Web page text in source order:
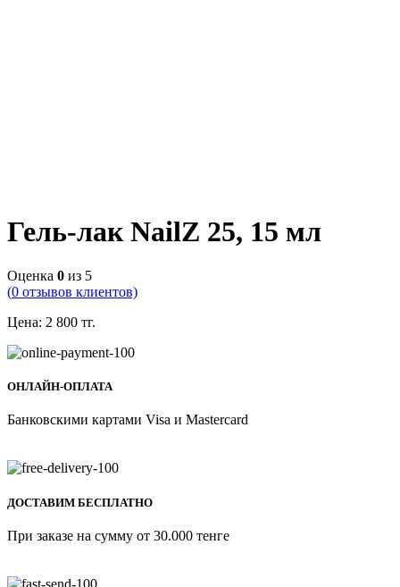
Гель-лак NailZ 25, 15 мл
Оценка 0 из 5
(0 отзывов клиентов)
Цена: 2 800 тг.
ОНЛАЙН-ОПЛАТА
Банковскими картами Visa и Mastercard
ДОСТАВИМ БЕСПЛАТНО
При заказе на сумму от 30.000 тенге